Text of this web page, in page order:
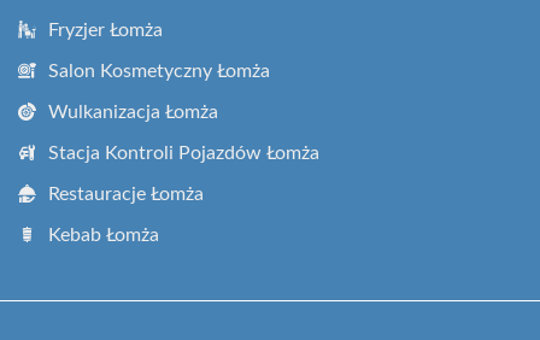
Fryzjer Łomża
Salon Kosmetyczny Łomża
Wulkanizacja Łomża
Stacja Kontroli Pojazdów Łomża
Restauracje Łomża
Kebab Łomża